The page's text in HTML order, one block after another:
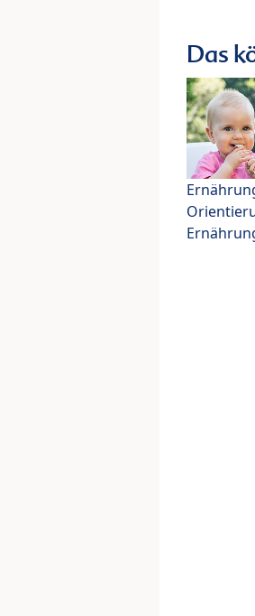
Das